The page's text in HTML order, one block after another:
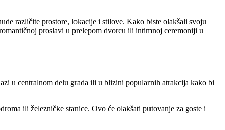
različite prostore, lokacije i stilove. Kako biste olakšali svoju
proslavi u prelepom dvorcu ili intimnoj ceremoniji u
u centralnom delu grada ili u blizini popularnih atrakcija kako bi
ili železničke stanice. Ovo će olakšati putovanje za goste i